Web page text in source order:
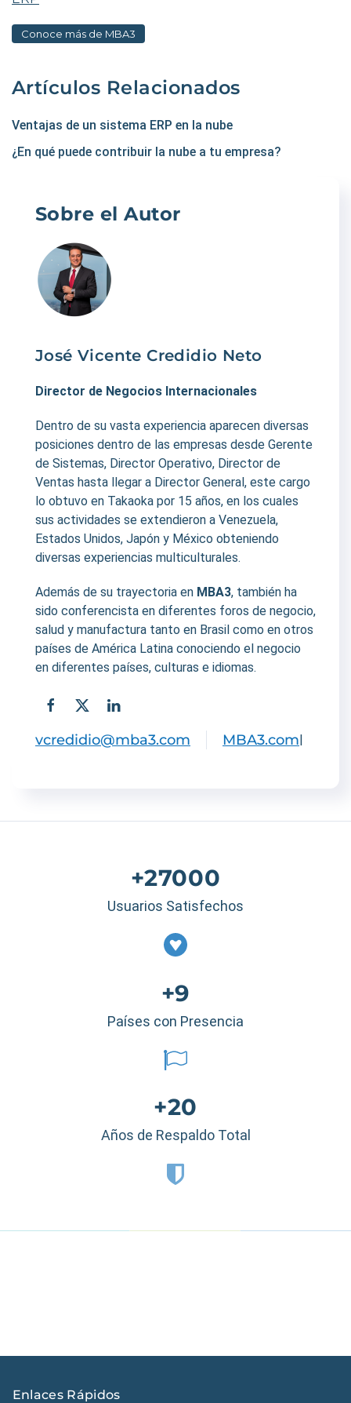
Conoce más de MBA3
Artículos Relacionados
Ventajas de un sistema ERP en la nube
¿En qué puede contribuir la nube a tu empresa?
Sobre el Autor
José Vicente Credidio Neto
Director de Negocios Internacionales
Dentro de su vasta experiencia aparecen diversas
posiciones dentro de las empresas desde Gerente
de Sistemas, Director Operativo, Director de
Ventas hasta llegar a Director General, este cargo
lo obtuvo en Takaoka por 15 años, en los cuales
sus actividades se extendieron a Venezuela,
Estados Unidos, Japón y México obteniendo
diversas experiencias multiculturales.
Además de su trayectoria en MBA3, también ha
sido conferencista en diferentes foros de negocio,
salud y manufactura tanto en Brasil como en otros
países de América Latina conociendo el negocio
en diferentes países, culturas e idiomas.
vcredidio@mba3.com MBA3.com
+27000
Usuarios Satisfechos
+9
Países con Presencia
+20
Años de Respaldo Total
Enlaces Rápidos